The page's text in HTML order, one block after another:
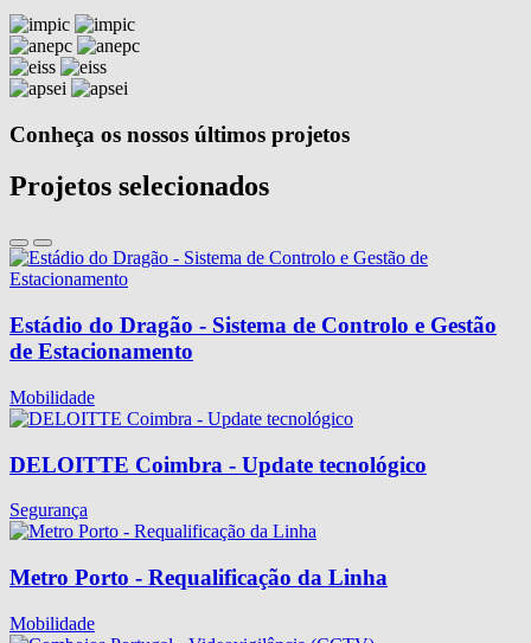
Conheça os nossos últimos projetos
Projetos selecionados
Estádio do Dragão - Sistema de Controlo e Gestão
de Estacionamento
Mobilidade
DELOITTE Coimbra - Update tecnológico
Segurança
Metro Porto - Requalificação da Linha
Mobilidade